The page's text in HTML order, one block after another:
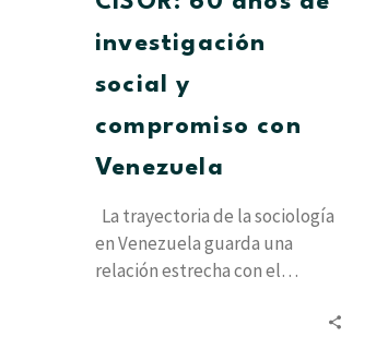
y
Venezuela
investigación
social y
compromiso con
Venezuela
La trayectoria de la sociología
en Venezuela guarda una
relación estrecha con el